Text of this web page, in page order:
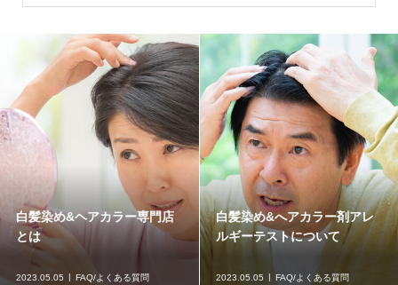
白髪染め&ヘアカラー専門店
とは
2023.05.05 FAQ/よくある質問
白髪染め&へアカラー剤アレ
ルギーテストについて
2023.05.05 FAQ/よくある質問